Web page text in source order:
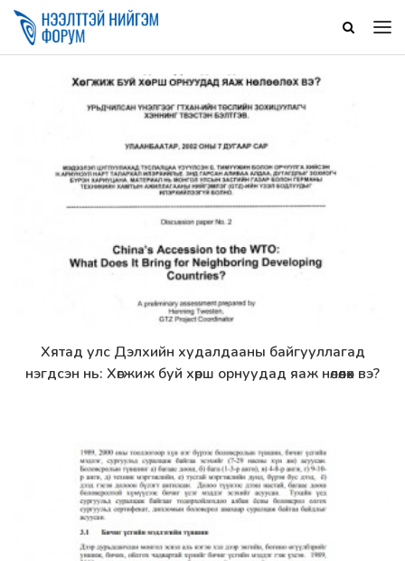
Дэлгэрэнгүй
Хятад улс Дэлхийн худалдааны байгууллагад
нэгдсэн нь: Хөгжиж буй хөрш орнуудад яаж нөлөөлөх вэ?